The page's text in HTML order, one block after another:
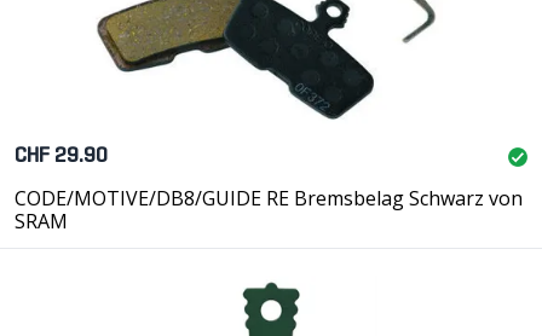
CHF 29.90
CODE/MOTIVE/DB8/GUIDE RE Bremsbelag Schwarz von
SRAM